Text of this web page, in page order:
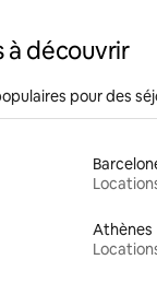
à découvrir
pour des
Athènes